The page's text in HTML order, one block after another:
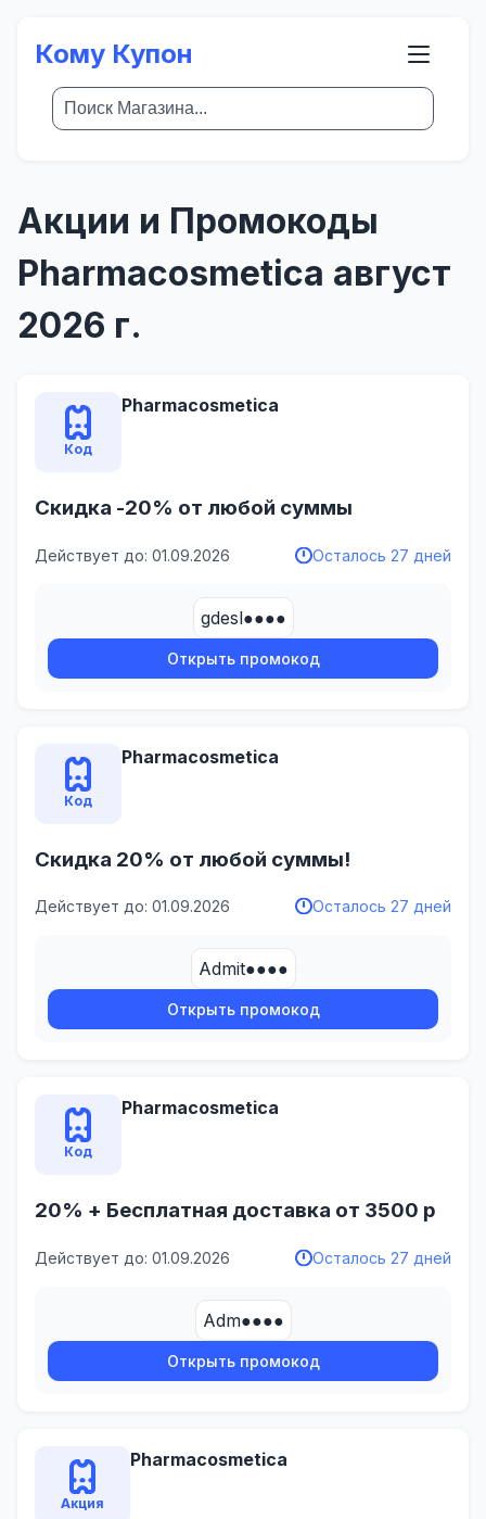
Кому Купон
Акции и Промокоды
Pharmacosmetica август
2026 г.
Код
Pharmacosmetica
Скидка -20% от любой суммы
Действует до: 01.09.2026 Осталось 27 дней
gdesl●●●●
Открыть промокод
Код
Pharmacosmetica
Скидка 20% от любой суммы!
Действует до: 01.09.2026 Осталось 27 дней
Admit●●●●
Открыть промокод
Код
Pharmacosmetica
20% + Бесплатная доставка от 3500 р
Действует до: 01.09.2026 Осталось 27 дней
Adm●●●●
Открыть промокод
Акция
Pharmacosmetica